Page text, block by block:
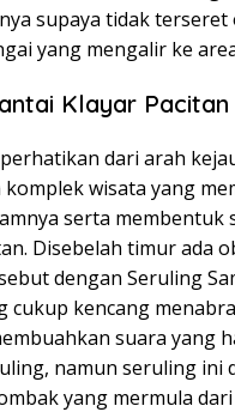
supaya tidak
yang mengalir ke
Klayar Pacitan
dari arah
wisata yang
serta membentuk
Disebelah timur ada
dengan Seruling
cukup kencang
suara yang
namun seruling ini
yang mermula